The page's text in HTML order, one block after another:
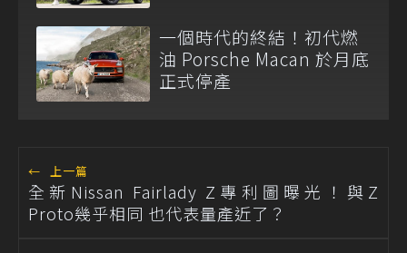
一個時代的終結！初代燃
油 Porsche Macan 於月底
正式停產
← 上一篇
全新Nissan Fairlady Z專利圖曝光！與Z
Proto幾乎相同 也代表量產近了？